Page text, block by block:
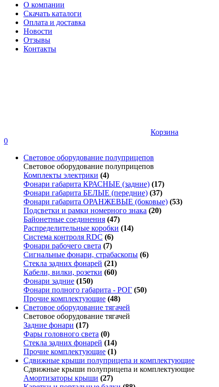
О компании
Скачать каталоги
Оплата и доставка
Новости
Отзывы
Контакты
Корзина
0
Световое оборудование полуприцепов
Световое оборудование полуприцепов
Комплекты электрики (4)
Фонари габарита КРАСНЫЕ (задние) (17)
Фонари габарита БЕЛЫЕ (передние) (37)
Фонари габарита ОРАНЖЕВЫЕ (боковые) (53)
Подсветки и рамки номерного знака (20)
Байонетные соединения (47)
Распределительные коробки (14)
Система контроля RDC (6)
Фонари рабочего света (7)
Сигнальные фонари, страбаскопы (6)
Стекла задних фонарей (21)
Кабели, вилки, розетки (60)
Фонари задние (150)
Фонари полного габарита - РОГ (50)
Прочие комплектующие (48)
Световое оборудование тягачей
Световое оборудование тягачей
Задние фонари (17)
Фары головного света (0)
Стекла задних фонарей (14)
Прочие комплектующие (1)
Сдвижные крыши полуприцепа и комплектующие
Сдвижные крыши полуприцепа и комплектующие
Амортизаторы крыши (27)